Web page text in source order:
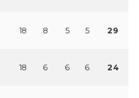
18 8 5 5 29
18 6 6 6 24